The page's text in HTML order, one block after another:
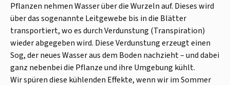
Pflanzen nehmen Wasser über die Wurzeln auf. Dieses wird
über das sogenannte Leitgewebe bis in die Blätter
transportiert, wo es durch Verdunstung (Transpiration)
wieder abgegeben wird. Diese Verdunstung erzeugt einen
Sog, der neues Wasser aus dem Boden nachzieht – und dabei
ganz nebenbei die Pflanze und ihre Umgebung kühlt.
Wir spüren diese kühlenden Effekte, wenn wir im Sommer